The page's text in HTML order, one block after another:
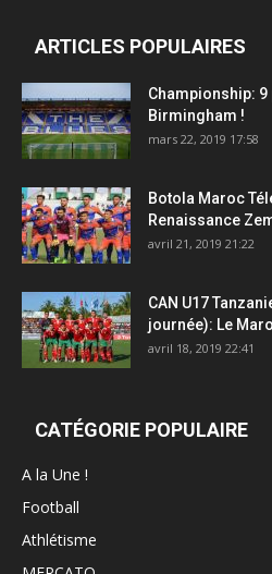
ARTICLES POPULAIRES
Championship:
Birmingham !
mars 22, 2019 17:58
Botola Maroc
Renaissance
avril 21, 2019 21:22
CAN U17
journée): Le
avril 18, 2019 22:41
CATÉGORIE POPULAIRE
A la Une !
Football
Athlétisme